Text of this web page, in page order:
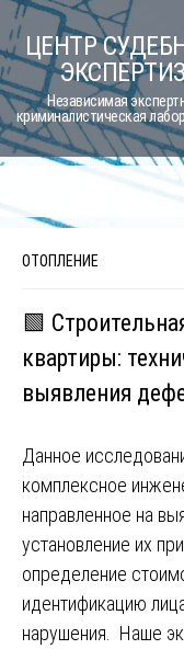
Skip
to
content
ЦЕНТР
Независимая
криминалистическая
ОТОПЛЕНИЕ
🟩
квартиры:
выявления
Данное
комплексное
направленное на
установление их
определение
идентификацию
нарушения. Наше